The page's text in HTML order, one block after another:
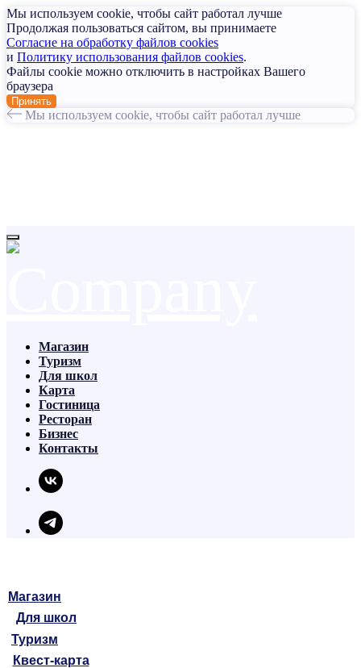
Мы используем cookie, чтобы сайт работал лучше
Продолжая пользоваться сайтом, вы принимаете
Согласие на обработку файлов cookies
и Политику использования файлов cookies.
Файлы cookie можно отключить в настройках Вашего
браузера
Принять
Мы используем cookie, чтобы сайт работал лучше
Магазин
Для школ
Туризм
Квест-карта
Магазин
Туризм
Для школ
Карта
Гостиница
Ресторан
Бизнес
Контакты